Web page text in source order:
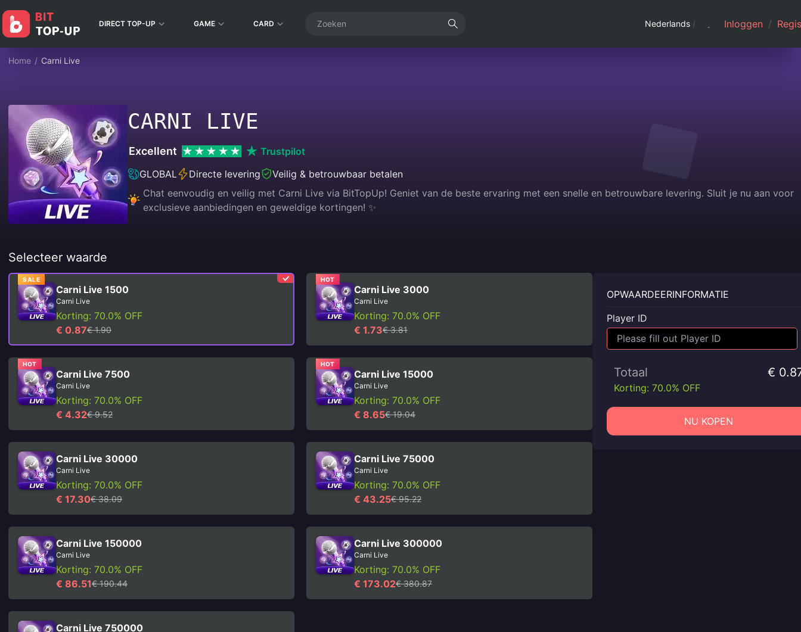
DIRECT TOP-UP GAME CARD Nederlands / Inloggen /
Home / Carni Live
CARNI LIVE
Excellent
Trustpilot
GLOBAL
Directe levering
Veilig & betrouwbaar betalen
Chat eenvoudig en veilig met Carni Live via BitTopUp! Geniet van de beste ervaring met een snelle en betrouwbare levering. Sluit je nu aan voor
exclusieve aanbiedingen en geweldige kortingen! ✨
Selecteer waarde
SALE
Carni Live 1500
Carni Live
Korting: 70.0% OFF
€ 0.87€ 1.90
HOT
Carni Live 3000
Carni Live
Korting: 70.0% OFF
€ 1.73€ 3.81
HOT
Carni Live 7500
Carni Live
Korting: 70.0% OFF
€ 4.32€ 9.52
HOT
Carni Live 15000
Carni Live
Korting: 70.0% OFF
€ 8.65€ 19.04
Carni Live 30000
Carni Live
Korting: 70.0% OFF
€ 17.30€ 38.09
Carni Live 75000
Carni Live
Korting: 70.0% OFF
€ 43.25€ 95.22
Carni Live 150000
Carni Live
Korting: 70.0% OFF
€ 86.51€ 190.44
Carni Live 300000
Carni Live
Korting: 70.0% OFF
€ 173.02€ 380.87
Carni Live 750000
OPWAARDEERINFORMATIE
Player ID
Totaal €
Korting: 70.0% OFF
NU KOPEN